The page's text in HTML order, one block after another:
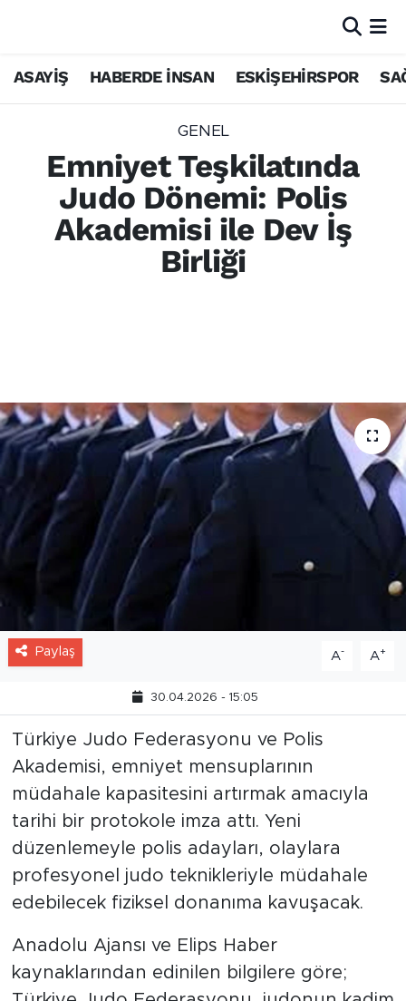
Emniyet Teşkilatında
Judo Dönemi: Polis
Akademisi ile Dev İş
Birliği
hazırlanıyor.
30.04.2026 - 15:05
Türkiye Judo Federasyonu ve Polis
Akademisi, emniyet mensuplarının
müdahale kapasitesini artırmak amacıyla
tarihi bir protokole imza attı. Yeni
düzenlemeyle polis adayları, olaylara
edebilecek fiziksel donanıma kavuşacak.
Anadolu Ajansı ve Elips Haber